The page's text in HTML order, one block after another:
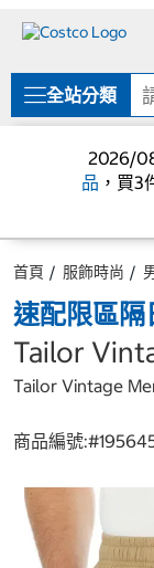
單
全站分類
2026/
品 ，買3
首頁 服飾時尚
速配限區隔
Tailor
Tailor Vintage
商品編號:#